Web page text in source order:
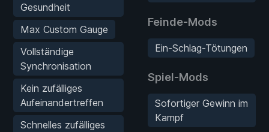
Gesundheit
Max Custom Gauge
Vollständige
Synchronisation
Kein zufälliges
Aufeinandertreffen
Schnelles zufälliges
Feinde-Mods
Ein-Schlag-Tötungen
Spiel-Mods
Sofortiger Gewinn im
Kampf